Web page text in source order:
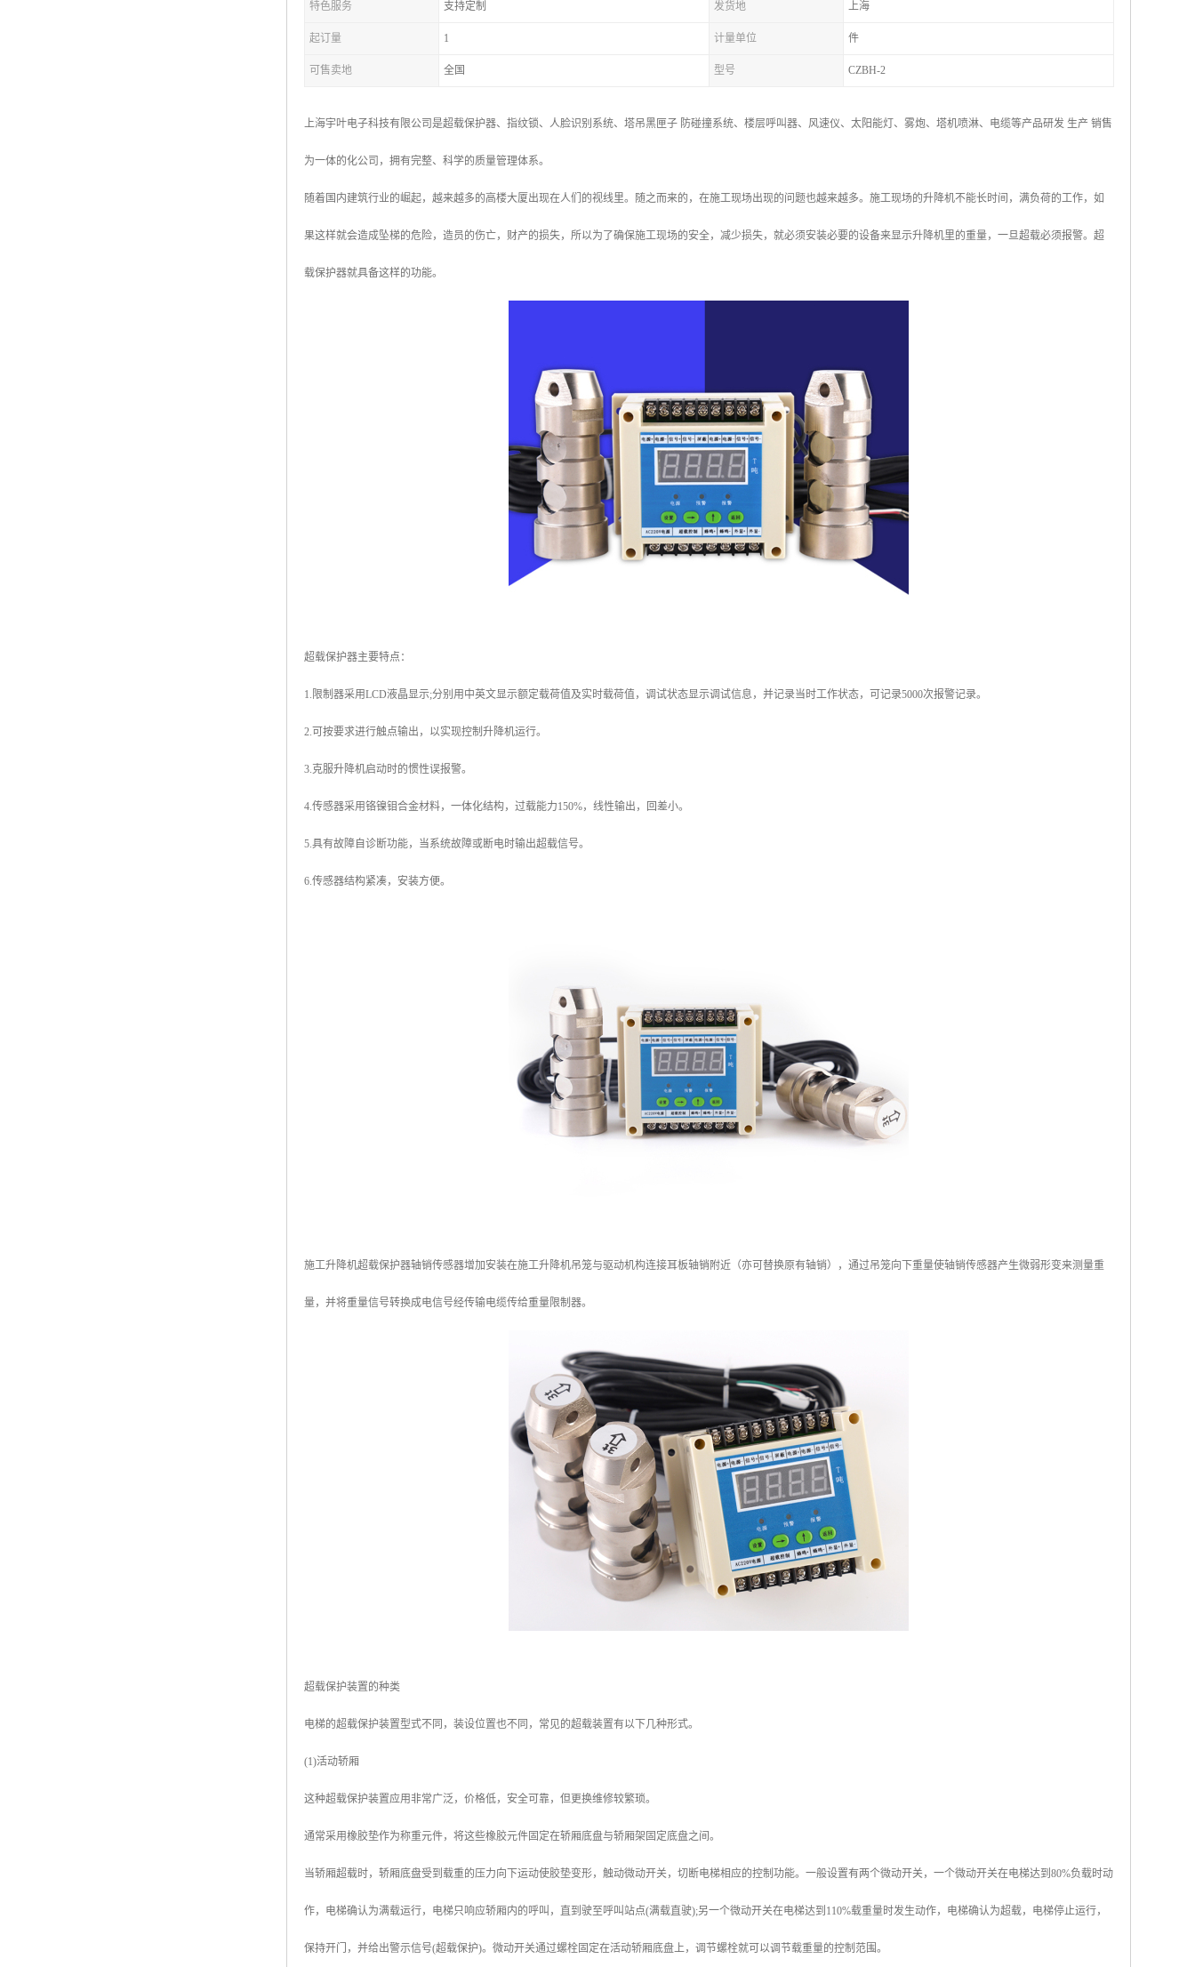
特色服务 支持定制 发货地 上海
起订量 1 计量单位 件
可售卖地 全国 型号 CZBH-2
上海宇叶电子科技有限公司是超载保护器、指纹锁、人脸识别系统、塔吊黑匣子 防碰撞系统、楼层呼叫器、风速仪、太阳能灯、雾炮、塔机喷淋、电缆等产品研发 生产 销售
为一体的化公司，拥有完整、科学的质量管理体系。
随着国内建筑行业的崛起，越来越多的高楼大厦出现在人们的视线里。随之而来的，在施工现场出现的问题也越来越多。施工现场的升降机不能长时间，满负荷的工作，如
果这样就会造成坠梯的危险，造员的伤亡，财产的损失，所以为了确保施工现场的安全，减少损失，就必须安装必要的设备来显示升降机里的重量，一旦超载必须报警。超
载保护器就具备这样的功能。
超载保护器主要特点：
1.限制器采用LCD液晶显示;分别用中英文显示额定载荷值及实时载荷值，调试状态显示调试信息，并记录当时工作状态，可记录5000次报警记录。
2.可按要求进行触点输出，以实现控制升降机运行。
3.克服升降机启动时的惯性误报警。
4.传感器采用铬镍钼合金材料，一体化结构，过载能力150%，线性输出，回差小。
5.具有故障自诊断功能，当系统故障或断电时输出超载信号。
6.传感器结构紧凑，安装方便。
施工升降机超载保护器轴销传感器增加安装在施工升降机吊笼与驱动机构连接耳板轴销附近（亦可替换原有轴销），通过吊笼向下重量使轴销传感器产生微弱形变来测量重
量，并将重量信号转换成电信号经传输电缆传给重量限制器。
超载保护装置的种类
电梯的超载保护装置型式不同，装设位置也不同，常见的超载装置有以下几种形式。
(1)活动轿厢
这种超载保护装置应用非常广泛，价格低，安全可靠，但更换维修较繁琐。
通常采用橡胶垫作为称重元件，将这些橡胶元件固定在轿厢底盘与轿厢架固定底盘之间。
当轿厢超载时，轿厢底盘受到载重的压力向下运动使胶垫变形，触动微动开关，切断电梯相应的控制功能。一般设置有两个微动开关，一个微动开关在电梯达到80%负载时动
作，电梯确认为满载运行，电梯只响应轿厢内的呼叫，直到驶至呼叫站点(满载直驶);另一个微动开关在电梯达到110%载重量时发生动作，电梯确认为超载，电梯停止运行，
保持开门，并给出警示信号(超载保护)。微动开关通过螺栓固定在活动轿厢底盘上，调节螺栓就可以调节载重量的控制范围。